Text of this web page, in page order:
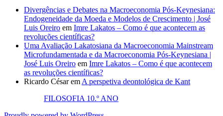
Divergências e Debates na Macroeconomia Pós-Keynesiana:
Endogeneidade da Moeda e Modelos de Crescimento | José
Luis Oreiro em Imre Lakatos – Como é que acontecem as
revoluções científicas?
Uma Avaliação Lakatosiana da Macroeconomia Mainstream
Microfundamentada e da Macroeconomia Pós-Keynesiana |
José Luis Oreiro em Imre Lakatos – Como é que acontecem
as revoluções científicas?
Ricardo Césarem A perspetiva deontológica de Kant
FILOSOFIA 10.º ANO